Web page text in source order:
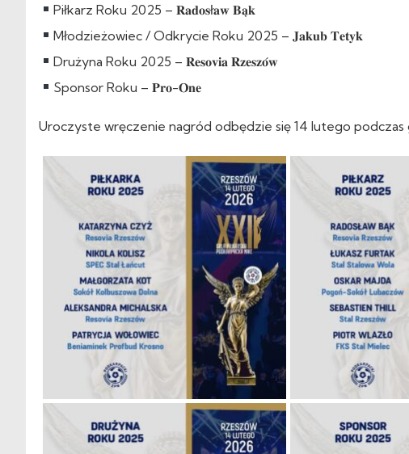
Piłkarz Roku 2025 – 𝐑𝐚𝐝𝐨𝐬ł𝐚𝐰 𝐁𝐚̨𝐤
Młodzieżowiec / Odkrycie Roku 2025 – 𝐉𝐚𝐤𝐮𝐛 𝐓𝐞𝐭𝐲𝐤
Drużyna Roku 2025 – 𝐑𝐞𝐬𝐨𝐯𝐢𝐚 𝐑𝐳𝐞𝐬𝐳𝐨́𝐰
Sponsor Roku – 𝐏𝐫𝐨-𝐎𝐧𝐞
Uroczyste wręczenie nagród odbędzie się 14 lutego podczas